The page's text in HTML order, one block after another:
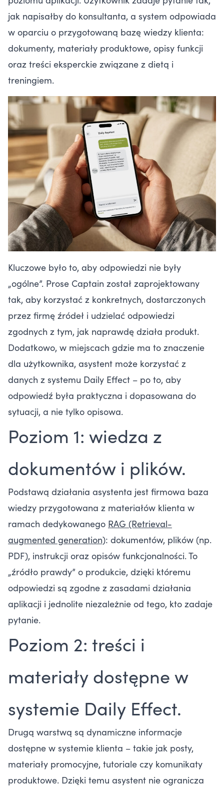
jak napisałby do konsultanta, a system odpowiada
w oparciu o przygotowaną bazę wiedzy klienta:
dokumenty, materiały produktowe, opisy funkcji
oraz treści eksperckie związane z dietą i
treningiem.
Kluczowe było to, aby odpowiedzi nie były
„ogólne”. Prose Captain został zaprojektowany
tak, aby korzystać z konkretnych, dostarczonych
przez firmę źródeł i udzielać odpowiedzi
zgodnych z tym, jak naprawdę działa produkt.
Dodatkowo, w miejscach gdzie ma to znaczenie
dla użytkownika, asystent może korzystać z
danych z systemu Daily Effect – po to, aby
odpowiedź była praktyczna i dopasowana do
sytuacji, a nie tylko opisowa.
Poziom 1: wiedza z
dokumentów i plików.
Podstawą działania asystenta jest firmowa baza
wiedzy przygotowana z materiałów klienta w
ramach dedykowanego RAG (Retrieval-
augmented generation): dokumentów, plików (np.
PDF), instrukcji oraz opisów funkcjonalności. To
„źródło prawdy” o produkcie, dzięki któremu
odpowiedzi są zgodne z zasadami działania
aplikacji i jednolite niezależnie od tego, kto zadaje
pytanie.
Poziom 2: treści i
materiały dostępne w
systemie Daily Effect.
Drugą warstwą są dynamiczne informacje
dostępne w systemie klienta – takie jak posty,
materiały promocyjne, tutoriale czy komunikaty
produktowe. Dzięki temu asystent nie ogranicza